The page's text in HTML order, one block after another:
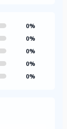
0%
0%
0%
0%
0%